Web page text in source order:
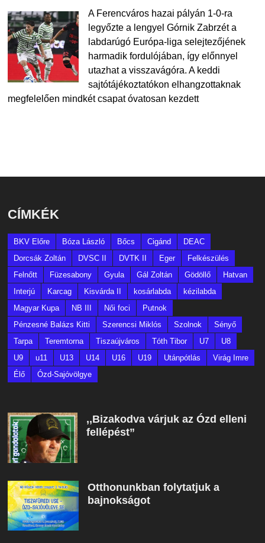
A Ferencváros hazai pályán 1-0-ra
legyőzte a lengyel Górnik Zabrzét a
labdarúgó Európa-liga selejtezőjének
harmadik fordulójában, így előnnyel
utazhat a visszavágóra. A keddi
sajtótájékoztatókon elhangzottaknak
megfelelően mindkét csapat óvatosan kezdett
CÍMKÉK
BKV Előre Bóza László Bőcs Cigánd
DEAC
Dorcsák Zoltán
DVSC II DVTK II Eger
Felkészülés
Felnőtt
Füzesabony Gyula Gál Zoltán Gödöllő
Hatvan
Interjú
Karcag Kisvárda II kosárlabda
kézilabda
Magyar Kupa
NB III Női foci
Putnok
Pénzesné Balázs Kitti
Szerencsi Miklós Szolnok
Sényő
Tarpa
Teremtorna Tiszaújváros Tóth Tibor U7
U8
U9
u11 U13 U14 U16 U19 Utánpótlás
Virág Imre
Élő
Ózd-Sajóvölgye
,,Bizakodva várjuk az Ózd elleni
fellépést”
Otthonunkban folytatjuk a
bajnokságot